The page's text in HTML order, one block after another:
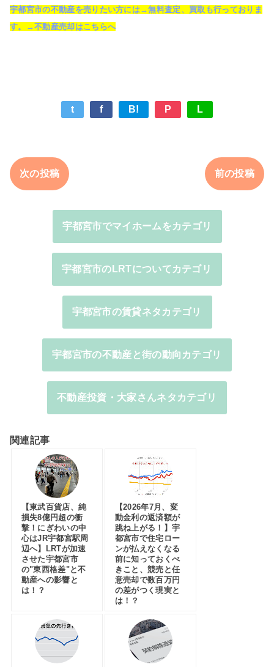
宇都宮市の不動産を売りたい方には→無料査定、買取も行っておりま
す。→不動産売却はこちらへ
t f B! P L
次の投稿 前の投稿
宇都宮市でマイホームをカテゴリ
宇都宮市のLRTについてカテゴリ
宇都宮市の賃貸ネタカテゴリ
宇都宮市の不動産と街の動向カテゴリ
不動産投資・大家さんネタカテゴリ
関連記事
【東武百貨店、純
損失8億円超の衝
撃！にぎわいの中
心はJR宇都宮駅周
辺へ】LRTが加速
させた宇都宮市
の"東西格差"と不
動産への影響と
は！？
【2026年7月、変
動金利の返済額が
跳ね上がる！】宇
都宮市で住宅ロー
ンが払えなくなる
前に知っておくべ
きこと、競売と任
意売却で数百万円
の差がつく現実と
は！？